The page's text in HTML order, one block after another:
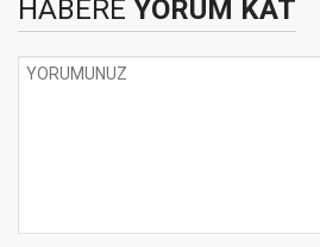
HABERE YORUM KAT